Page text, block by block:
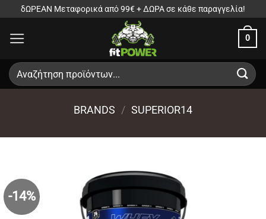
Μετάβαση
περιεχόμενο
δΩΡΕΑΝ Μεταφορικά από 99€ + ΔΩΡΑ σε κάθε παραγγελία!
0
Αναζήτηση
για:
BRANDS / SUPERIOR14
-14%